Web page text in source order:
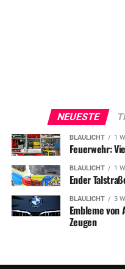
NEUESTE
BLAULICHT 1
Feuerwehr:
BLAULICHT 1
Ender
BLAULICHT 3
Embleme
Zeugen